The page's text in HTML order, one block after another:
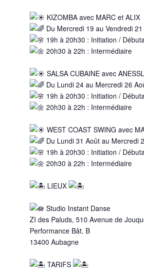
KIZOMBA avec MARC et ALIX
Du Mercredi 19 au Vendredi 21
19h à 20h30 : Initiation /
20h30 à 22h : Intermédiaire
SALSA CUBAINE avec
Du Lundi 24 au Mercredi 26
19h à 20h30 : Initiation /
20h30 à 22h : Intermédiaire
WEST COAST SWING avec
Du Lundi 31 Août au Mercredi
19h à 20h30 : Initiation /
20h30 à 22h : Intermédiaire
LIEUX
Studio Instant Danse
ZI des Paluds, 510 Avenue de
Performance Bât. B
13400 Aubagne
TARIFS